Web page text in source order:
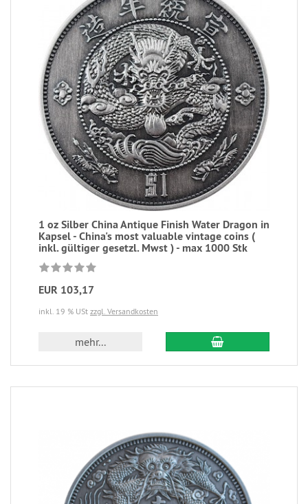
1 oz Silber China Antique Finish Water Dragon in
Kapsel - China's most valuable vintage coins (
inkl. gültiger gesetzl. Mwst ) - max 1000 Stk
EUR 103,17
inkl. 19 % USt zzgl. Versandkosten
mehr...